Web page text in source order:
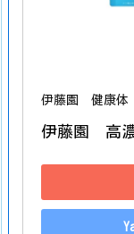
伊藤園 健康体
伊藤園　高